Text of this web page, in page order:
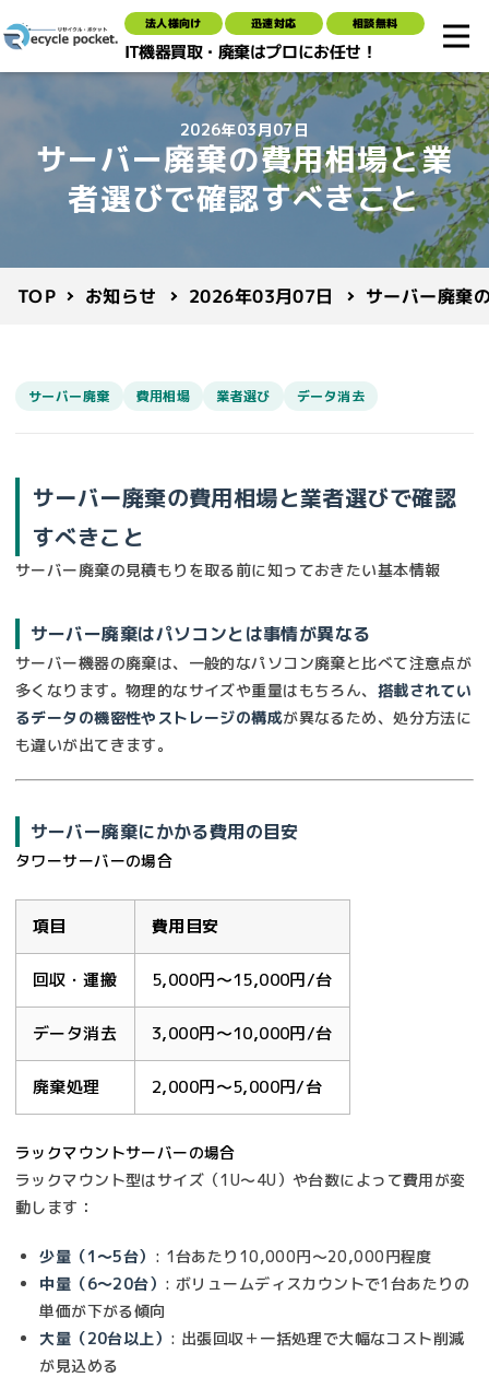
法人様向け 迅速対応 相談無料
IT機器買取・廃棄はプロにお任せ！
2026年03月07日
サーバー廃棄の費用相場と業
者選びで確認すべきこと
TOP お知らせ 2026年03月07日 サーバー廃棄
サーバー廃棄 費用相場 業者選び データ消去
サーバー廃棄の費用相場と業者選びで確認
すべきこと
サーバー廃棄の見積もりを取る前に知っておきたい基本情報
サーバー廃棄はパソコンとは事情が異なる
サーバー機器の廃棄は、一般的なパソコン廃棄と比べて注意点が
多くなります。物理的なサイズや重量はもちろん、 搭載されてい
るデータの機密性やストレージの構成が異なるため、処分方法に
も違いが出てきます。
サーバー廃棄にかかる費用の目安
タワーサーバーの場合
項目 費用目安
回収・運搬 5,000円〜15,000円/台
データ消去 3,000円〜10,000円/台
廃棄処理 2,000円〜5,000円/台
ラックマウントサーバーの場合
ラックマウント型はサイズ（1U〜4U）や台数によって費用が変
動します：
少量（1〜5台） : 1台あたり10,000円〜20,000円程度
中量（6〜20台） : ボリュームディスカウントで1台あたりの
単価が下がる傾向
大量（20台以上） : 出張回収＋一括処理で大幅なコスト削減
が見込める